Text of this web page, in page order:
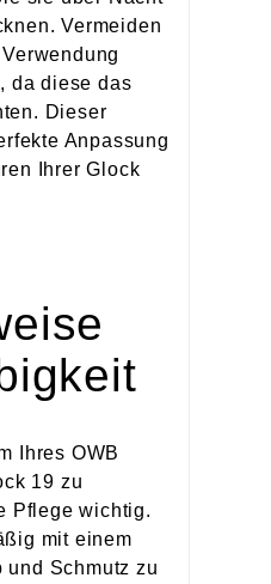
Vermeiden
da diese das
Dieser
Anpassung
Ihrer Glock
Ihres OWB
19 zu
Pflege wichtig.
mit einem
und Schmutz zu